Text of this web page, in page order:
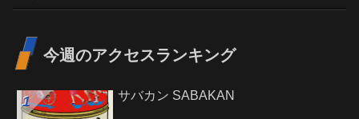
今週のアクセスランキング
サバカン SABAKAN